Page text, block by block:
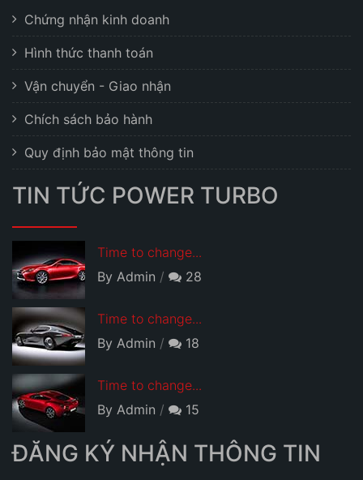
Chứng nhận kinh doanh
Hình thức thanh toán
Vận chuyển - Giao nhận
Chích sách bảo hành
Quy định bảo mật thông tin
TIN TỨC POWER TURBO
Time to change...
By Admin
28
Time to change...
By Admin
18
Time to change...
By Admin
15
ĐĂNG KÝ NHẬN THÔNG TIN